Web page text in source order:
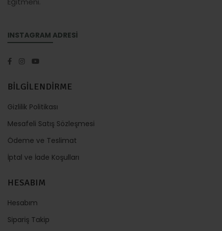
INSTAGRAM ADRESİ
BİLGİLENDİRME
Gizlilik Politikası
Mesafeli Satış Sözleşmesi
Ödeme ve Teslimat
İptal ve İade Koşulları
HESABIM
Hesabım
Sipariş Takip